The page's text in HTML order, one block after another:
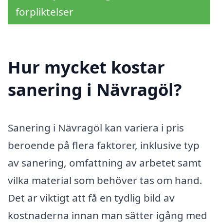
förpliktelser
Hur mycket kostar
sanering i Nävragöl?
Sanering i Nävragöl kan variera i pris
beroende på flera faktorer, inklusive typ
av sanering, omfattning av arbetet samt
vilka material som behöver tas om hand.
Det är viktigt att få en tydlig bild av
kostnaderna innan man sätter igång med